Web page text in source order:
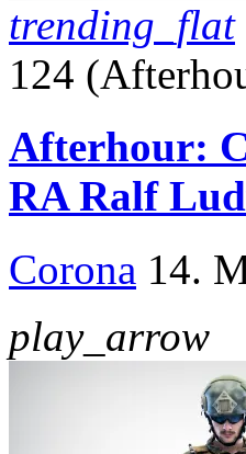
trending_flat
124
Afterhour:
RA Ralf
Corona 14.
play_arrow